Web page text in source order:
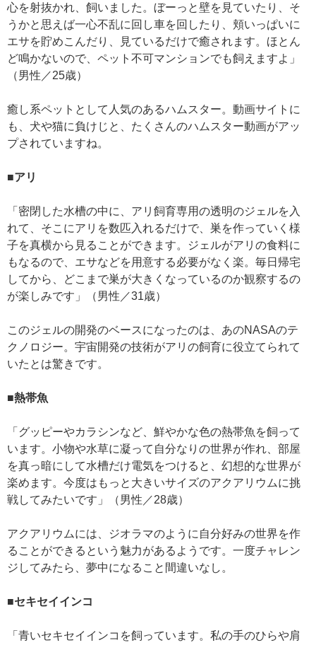
心を射抜かれ、飼いました。ぼーっと壁を見ていたり、そ
うかと思えば一心不乱に回し車を回したり、頬いっぱいに
エサを貯めこんだり、見ているだけで癒されます。ほとん
ど鳴かないので、ペット不可マンションでも飼えますよ」
（男性／25歳）
癒し系ペットとして人気のあるハムスター。動画サイトに
も、犬や猫に負けじと、たくさんのハムスター動画がアッ
プされていますね。
■アリ
「密閉した水槽の中に、アリ飼育専用の透明のジェルを入
れて、そこにアリを数匹入れるだけで、巣を作っていく様
子を真横から見ることができます。ジェルがアリの食料に
もなるので、エサなどを用意する必要がなく楽。毎日帰宅
してから、どこまで巣が大きくなっているのか観察するの
が楽しみです」（男性／31歳）
このジェルの開発のベースになったのは、あのNASAのテ
クノロジー。宇宙開発の技術がアリの飼育に役立てられて
いたとは驚きです。
■熱帯魚
「グッピーやカラシンなど、鮮やかな色の熱帯魚を飼って
います。小物や水草に凝って自分なりの世界が作れ、部屋
を真っ暗にして水槽だけ電気をつけると、幻想的な世界が
楽めます。今度はもっと大きいサイズのアクアリウムに挑
戦してみたいです」（男性／28歳）
アクアリウムには、ジオラマのように自分好みの世界を作
ることができるという魅力があるようです。一度チャレン
ジしてみたら、夢中になること間違いなし。
■セキセイインコ
「青いセキセイインコを飼っています。私の手のひらや肩